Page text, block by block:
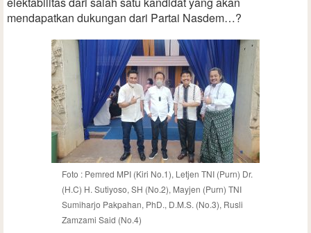
mendapatkan dukungan dari Partai Nasdem…?
Foto : Pemred MPI (Kiri No.1), Letjen TNI (Purn) Dr.
(H.C) H. Sutiyoso, SH (No.2), Mayjen (Purn) TNI
Sumiharjo Pakpahan, PhD., D.M.S. (No.3), Rusli
Zamzami Said (No.4)